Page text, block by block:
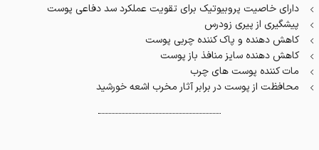
دارای خاصیت پروبیوتیک برای تقویت عملکرد سد دفاعی پوست
پیشگیری از پیری زودرس
کاهش دهنده و پاک کننده چربی پوست
کاهش دهنده سایز منافذ باز پوست
مات کننده پوست های چرب
محافظت از پوست در برابر آثار مخرب اشعه خورشید